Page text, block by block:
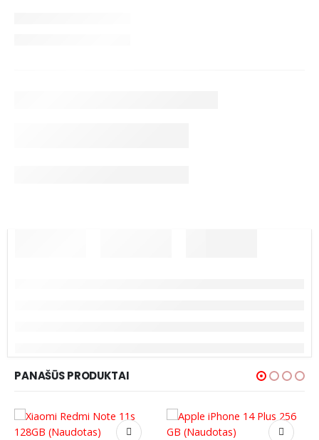
PANAŠŪS PRODUKTAI